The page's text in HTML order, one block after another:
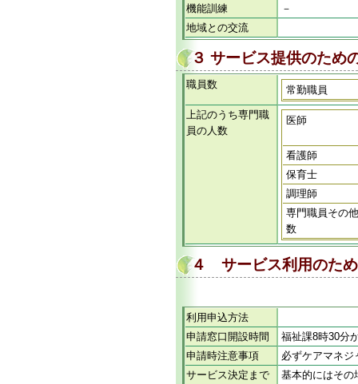
機能訓練
－
地域との交流
３ サービス提供のため
職員数 常勤職員
上記のうち専門職
員の人数
医師
看護師
保育士
調理師
専門職員その
数
４ サービス利用のた
利用申込方法
申請窓口開設時間
福祉課8時30分
申請時注意事項
必ずケアマネ
サービス決定まで
基本的にはその